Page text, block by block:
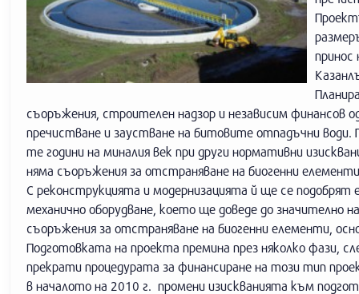
съоръжения, строителен надзор и независим
пречистване и заустване на битовите отпадъчни
те години на миналия век при други нормативни
няма съоръжения за отстраняване на биогенни
С реконструкцията и модернизацията й ще се
механично оборудване, което ще доведе до
съоръжения за отстраняване на биогенни елементи,
Подготовката на проекта премина през няколко фази,
прекрати процедурата за финансиране на този тип
в началото на 2010 г. промени изискванията към